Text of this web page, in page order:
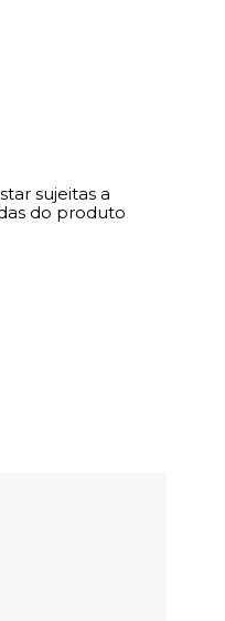
sujeitas a
do produto